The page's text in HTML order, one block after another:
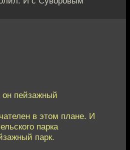
он пейзажный
в этом плане. И
парка
парк.